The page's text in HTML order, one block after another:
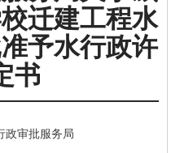
迁建工程水
予水行政许
书
政审批服务局